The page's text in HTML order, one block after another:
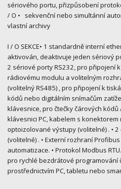
sériového portu, přizpůsobení
/ O • sekvenční nebo simultánní
vlastní archivy
I / O SEKCE• 1 standardně interní
aktivován, deaktivuje jeden sériový
2 sériové porty RS232, pro připojení k
rádiovému modulu a volitelným
(volitelný RS485) , pro připojení k
kódů nebo digitálním snímačům
klávesnice, pro čtečky čárových
klávesnici PC, kabelem s konektorem
optoizolované výstupy (volitelné) . •
(volitelné) . • Externí rozhraní
automatizace. • Protokol Modbus
pro rychlé bezdrátové programování
prostřednictvím PC, tabletu nebo